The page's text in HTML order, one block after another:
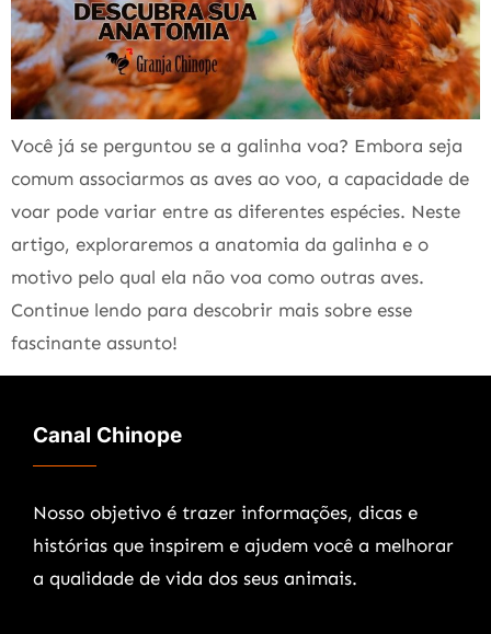
Você já se perguntou se a galinha voa? Embora seja
comum associarmos as aves ao voo, a capacidade de
voar pode variar entre as diferentes espécies. Neste
artigo, exploraremos a anatomia da galinha e o
motivo pelo qual ela não voa como outras aves.
Continue lendo para descobrir mais sobre esse
fascinante assunto!
Canal Chinope
Nosso objetivo é trazer informações, dicas e
histórias que inspirem e ajudem você a melhorar
a qualidade de vida dos seus animais.